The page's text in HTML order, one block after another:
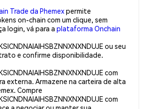
Trade da Phemexpermite
on-chain com um clique, sem
login, vá para a plataforma Onchain
ou seu
e confirme disponibilidade.
com
externa. Armazene na carteira de alta
Compre
com